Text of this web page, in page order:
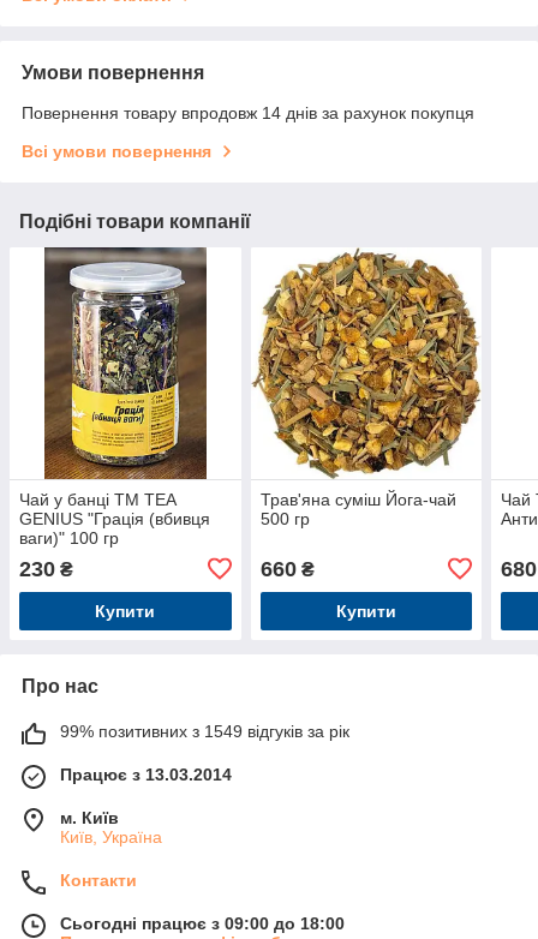
Умови повернення
Повернення товару впродовж 14 днів за рахунок покупця
Всі умови повернення
Подібні товари компанії
Чай у банці TM TEA
GENIUS "Грація (вбивця
ваги)" 100 гр
230 ₴
Купити
Трав'яна суміш Йога-чай
500 гр
660₴
Купити
Чай
680
Про нас
99% позитивних з 1549 відгуків за рік
Працює з 13.03.2014
м. Київ
Київ, Україна
Контакти
Сьогодні працює з 09:00 до 18:00